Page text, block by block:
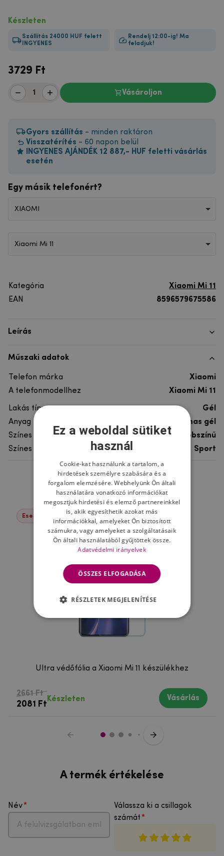
Készleten
Szállítás 24000 HUF felett
INGYENES
Rendelj 12:00-ig! Ma
feladjuk!
3729 Ft
Vásároljon
Gyors szállítás - minden raktáron
Visszatérítés - 60 napon belül
INGYENES AJÁNDÉK 12 887,- HUF feletti vásárlás
esetén
Egy másik telefonért?
XIAOMI
Xiaomi Mi 11
Kategória
Xiaomi Mi 11
EAN
8596579675586
Leírás
Műszaki adatok
Telefon márka
Xiaomi
A telefonmodellhez
Xiaomi Mi 11
Lakás típusa
Gél
Anyag
rugalmas gél
Színes
többszínű
Színes motívum
Sport
Ne felejtsd el
Események -22%
Ultra védőfólia a Xiaomi Mi 11 készülékhez
2661 Ft
2081 Ft
Készleten Vásárlás
A termék értékelése
Név
Válassza ki a csillagok
számát
Ez a weboldal sütiket
használ
Cookie-kat használunk a tartalom, a
hirdetések személyre szabására és a
forgalom elemzésére. Webhelyünk Ön általi
használatára vonatkozó információkat
megosztjuk hirdetési és elemző partnereinkkel
is, akik egyesíthetik azokat más
információkkal, amelyeket Ön biztosított
számukra, vagy amelyeket a szolgáltatásaik
Ön általi használatából gyűjtöttek össze.
Adatvédelmi irányelvek
ÖSSZES ELFOGADÁSA
RÉSZLETEK MEGJELENÍTÉSE